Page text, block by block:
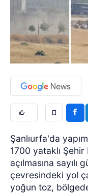
Şanlıurfa'da
1700 yataklı
açılmasına sayılı
çevresindeki yol
yoğun toz,